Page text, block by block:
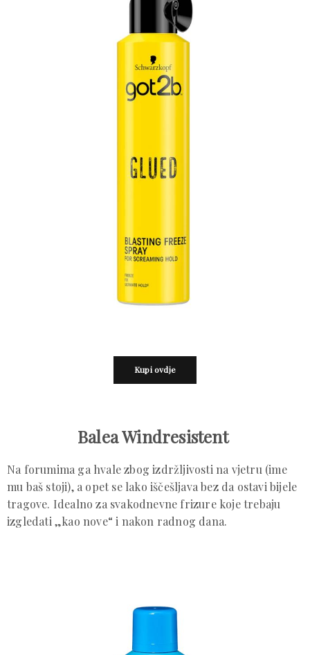
Kupi ovdje
Balea Windresistent
Na forumima ga hvale zbog izdržljivosti na vjetru (ime
mu baš stoji), a opet se lako iščešljava bez da ostavi bijele
tragove. Idealno za svakodnevne frizure koje trebaju
izgledati „kao nove“ i nakon radnog dana.